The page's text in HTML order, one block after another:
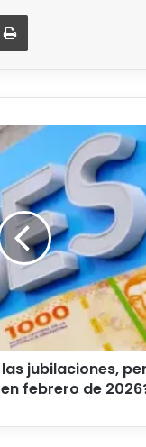
correo electrónicoImprimir
jubilaciones,
febrero de